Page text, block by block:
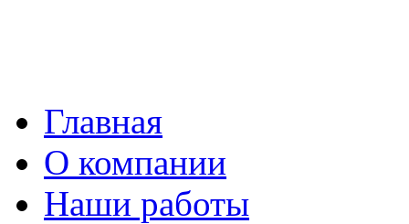
Главная
О компании
Наши работы